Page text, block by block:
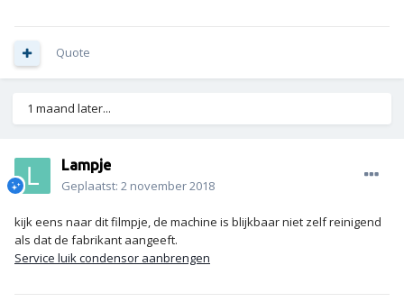
Quote
1 maand later...
Lampje
Geplaatst: 2 november 2018
kijk eens naar dit filmpje, de machine is blijkbaar niet zelf reinigend
als dat de fabrikant aangeeft.
Service luik condensor aanbrengen